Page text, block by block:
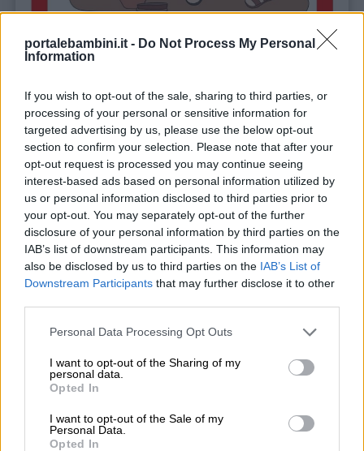
portalebambini.it - Do Not Process My Personal
Information
If you wish to opt-out of the sale, sharing to third parties, or
processing of your personal or sensitive information for
targeted advertising by us, please use the below opt-out
section to confirm your selection. Please note that after your
opt-out request is processed you may continue seeing
interest-based ads based on personal information utilized by
us or personal information disclosed to third parties prior to
your opt-out. You may separately opt-out of the further
disclosure of your personal information by third parties on the
IAB’s list of downstream participants. This information may
also be disclosed by us to third parties on the IAB’s List of
Downstream Participants that may further disclose it to other
Personal Data Processing Opt Outs
I want to opt-out of the Sharing of my
personal data.
Opted In
I want to opt-out of the Sale of my
Personal Data.
Opted In
Link
utili
Chi
siamo
Contatti
Privacy
policy
Lapbook e pop-up. I Romani
Scopri di più